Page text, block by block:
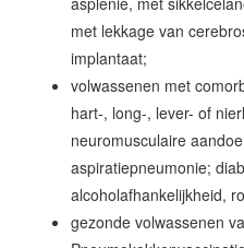
met lekkage van
implantaat;
volwassenen met
hart-, long-, lever- of
neuromusculaire
aspiratiepneumonie;
alcoholafhankelijkheid,
gezonde volwassenen